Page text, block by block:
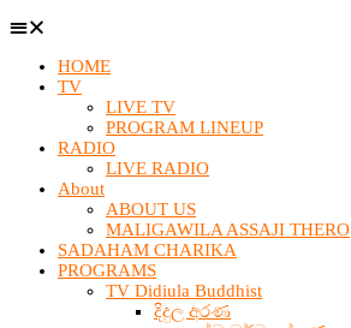
HOME
TV
LIVE TV
PROGRAM LINEUP
RADIO
LIVE RADIO
About
ABOUT US
MALIGAWILA ASSAJI THERO
SADAHAM CHARIKA
PROGRAMS
TV Didiula Buddhist
දිදුල අරණ